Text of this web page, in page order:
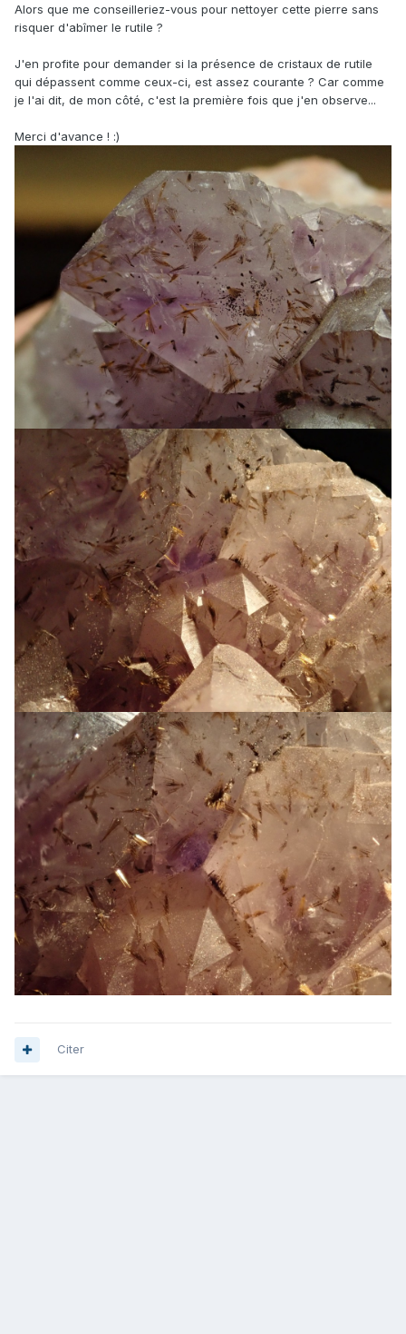
Alors que me conseilleriez-vous pour nettoyer cette pierre sans
risquer d'abîmer le rutile ?
J'en profite pour demander si la présence de cristaux de rutile
qui dépassent comme ceux-ci, est assez courante ? Car comme
je l'ai dit, de mon côté, c'est la première fois que j'en observe...
Merci d'avance ! :)
Citer